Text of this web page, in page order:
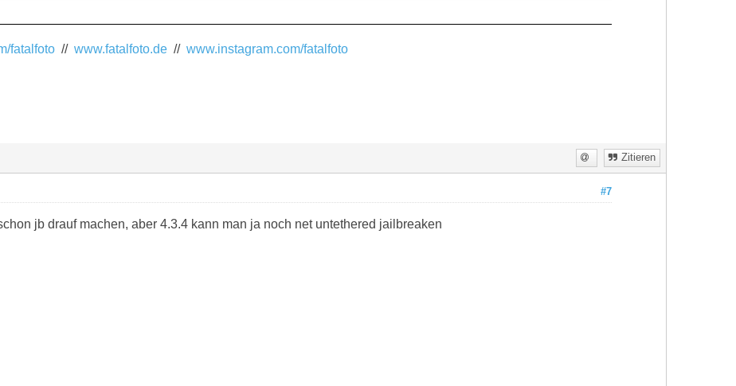
fatalfoto// www.fatalfoto.de// www.instagram.com/fatalfoto
Zitieren
#7
jb drauf machen, aber 4.3.4 kann man ja noch net untethered jailbreaken